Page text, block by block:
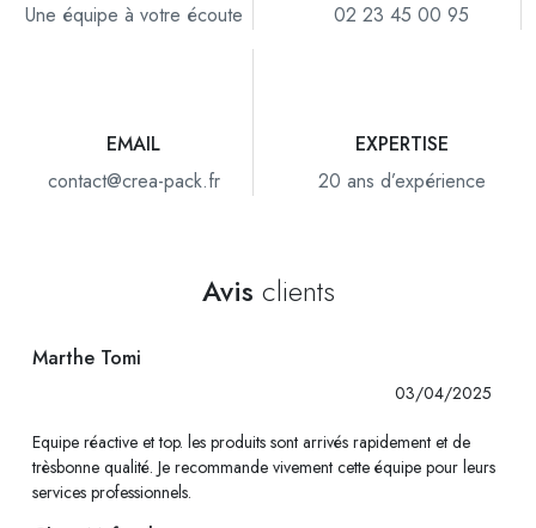
Une équipe à votre écoute
02 23 45 00 95
EMAIL
contact@crea-pack.fr
EXPERTISE
20 ans d’expérience
Avis clients
Marthe Tomi
03/04/2025
Equipe réactive et top. les produits sont arrivés rapidement et de
trèsbonne qualité. Je recommande vivement cette équipe pour leurs
services professionnels.